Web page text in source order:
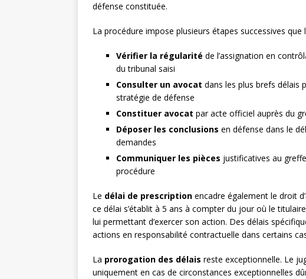
défense constituée.
La procédure impose plusieurs étapes successives
Vérifier la régularité de l’assignation en
du tribunal saisi
Consulter un avocat dans les plus brefs délais
stratégie de défense
Constituer avocat par acte officiel auprès du
Déposer les conclusions en défense dans le
demandes
Communiquer les pièces justificatives au
procédure
Le délai de prescription encadre également le droit
ce délai s’établit à 5 ans à compter du jour où le
lui permettant d’exercer son action. Des délais
actions en responsabilité contractuelle dans certains
La prorogation des délais reste exceptionnelle. Le
uniquement en cas de circonstances exceptionnelles